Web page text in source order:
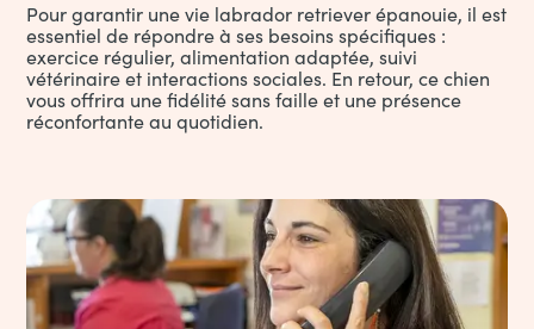
Pour garantir une vie labrador retriever épanouie, il est
essentiel de répondre à ses besoins spécifiques :
exercice régulier, alimentation adaptée,suivi
vétérinaireet interactions sociales. En retour, ce chien
vous offrira une fidélité sans faille et une présence
réconfortante au quotidien.